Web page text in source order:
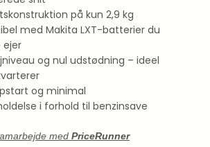
på kun 2,9 kg
med Makita LXT-batterier du
ejer
og nul udstødning – ideel
og minimal
i forhold til benzinsave
med PriceRunner